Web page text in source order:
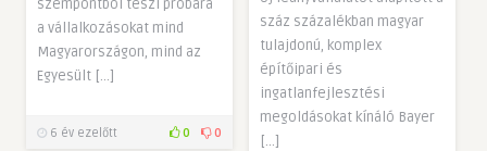
száz százalékban magyar
tulajdonú, komplex
építőipari és
ingatlanfejlesztési
megoldásokat kínáló Bayer
[…]
szempontból teszi próbára
a vállalkozásokat mind
Magyarországon, mind az
Egyesült […]
6 év ezelőtt 0 0